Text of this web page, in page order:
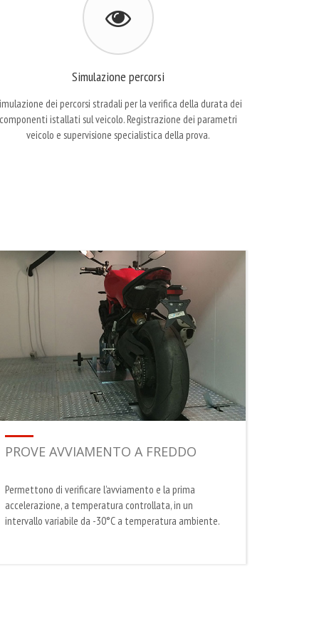
Simulazione percorsi
dei percorsi stradali per la verifica della durata dei
componenti istallati sul veicolo. Registrazione dei parametri
veicolo e supervisione specialistica della prova.
PROVE AVVIAMENTO A FREDDO
Permettono di verificare l’avviamento e la prima
accelerazione, a temperatura controllata, in un
intervallo variabile da -30°C a temperatura ambiente.